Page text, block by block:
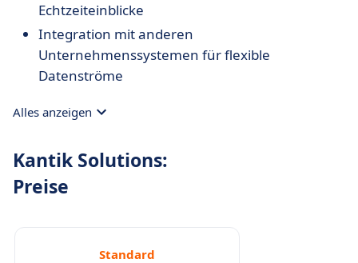
Echtzeiteinblicke
Integration mit anderen
Unternehmenssystemen für flexible
Datenströme
Alles anzeigen
Kantik Solutions:
Preise
Standard